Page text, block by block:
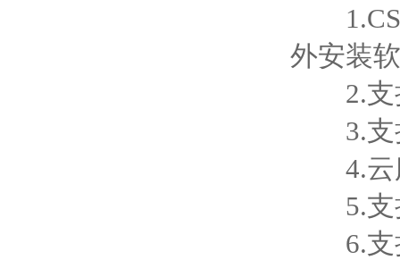
1.CS
外安装
2.支
3.支持
4.云服
5.支
6.支持